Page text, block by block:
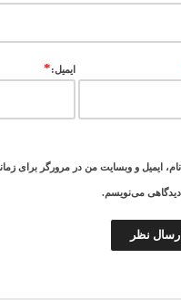
ایمیل:*
ایمیل و وبسایت من در مرورگر برای
دیدگاهی می‌نویسم.